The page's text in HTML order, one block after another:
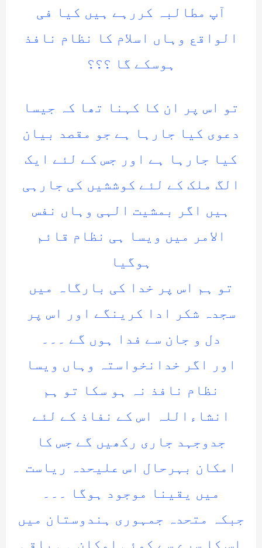
آپ مطالبہ کررہے ہیں کیا فی
الواقع وہاں اسلام کا نظام نافذ
ہوسکے گا ؟؟؟
تو اس پر ان کا کہنا تھا کہ جیسا
دعوی کیا جارہا ہے جو مقصد بیان
کیا جارہا ہے اور جس کے لئے ایک
الگ ملک کے لئے کوششیں کی جارہی
ہیں اگر بمشیت الہی وہاں نفس
الامر میں ویسا ہی نظام قائم
ہوگیا
تو ہم اس پر خدا کی بارگاہ میں
سجدہ شکر ادا کرینگے اور اس پر
دل و جان سے فدا ہوں گے ۔۔۔
اور اگر خدانخواستہ وہاں ویسا
نظام نافذ نہ ہو سکا تو ہم
انشاءاللہ اس کے نفاذ کے لئے
جدوجہد جاری رکھیں گے جس کا
امکان بہرحال اس علیحدہ ریاست
میں یقینا موجود ہوگا ۔۔۔
جبکہ متحدہ جمہوری ہندوستان میں
اس کا سرے سے کوئی امکان ہی باقی